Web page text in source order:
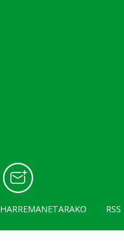
HARREMANETARAKO RSS